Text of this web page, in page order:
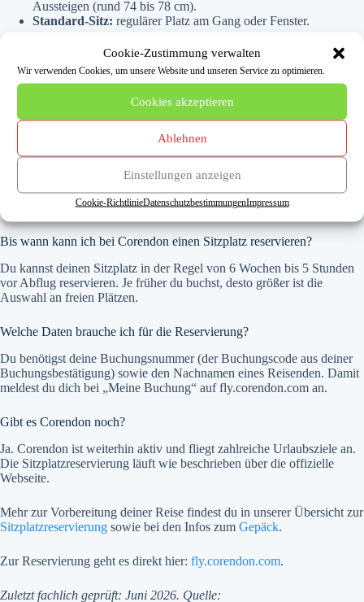
Cookie-Zustimmung verwalten
Wir verwenden Cookies, um unsere Website und unseren Service zu optimieren.
Cookies akzeptieren
Ablehnen
Einstellungen anzeigen
Cookie-RichtlinieDatenschutzbestimmungenImpressum
Aussteigen (rund 74 bis 78 cm).
Standard-Sitz: regulärer Platz am Gang oder Fenster.
Häufige Fragen zur Corendon
Sitzplatzreservierung
Ist die Sitzplatzreservierung bei Corendon kostenlos?
Nein. Corendon erhebt für die Vorab-Reservierung eines Sitzplatzes
eine Gebühr. Wie hoch sie ausfällt, hängt von der Sitzplatzkategorie
und der Strecke ab und wird dir vor der Zahlung angezeigt. Verzichtest
du auf die Reservierung, wird dir beim Check-in automatisch ein freier
Bis wann kann ich bei Corendon einen Sitzplatz reservieren?
Du kannst deinen Sitzplatz in der Regel von 6 Wochen bis 5 Stunden
vor Abflug reservieren. Je früher du buchst, desto größer ist die
Auswahl an freien Plätzen.
Welche Daten brauche ich für die Reservierung?
Du benötigst deine Buchungsnummer (der Buchungscode aus deiner
Buchungsbestätigung) sowie den Nachnamen eines Reisenden. Damit
meldest du dich bei „Meine Buchung“ auf fly.corendon.com an.
Gibt es Corendon noch?
Ja. Corendon ist weiterhin aktiv und fliegt zahlreiche Urlaubsziele an.
Die Sitzplatzreservierung läuft wie beschrieben über die offizielle
Webseite.
Mehr zur Vorbereitung deiner Reise findest du in unserer Übersicht zur
Sitzplatzreservierung sowie bei den Infos zum Gepäck.
Zur Reservierung geht es direkt hier: fly.corendon.com.
Zuletzt fachlich geprüft: Juni 2026. Quelle: